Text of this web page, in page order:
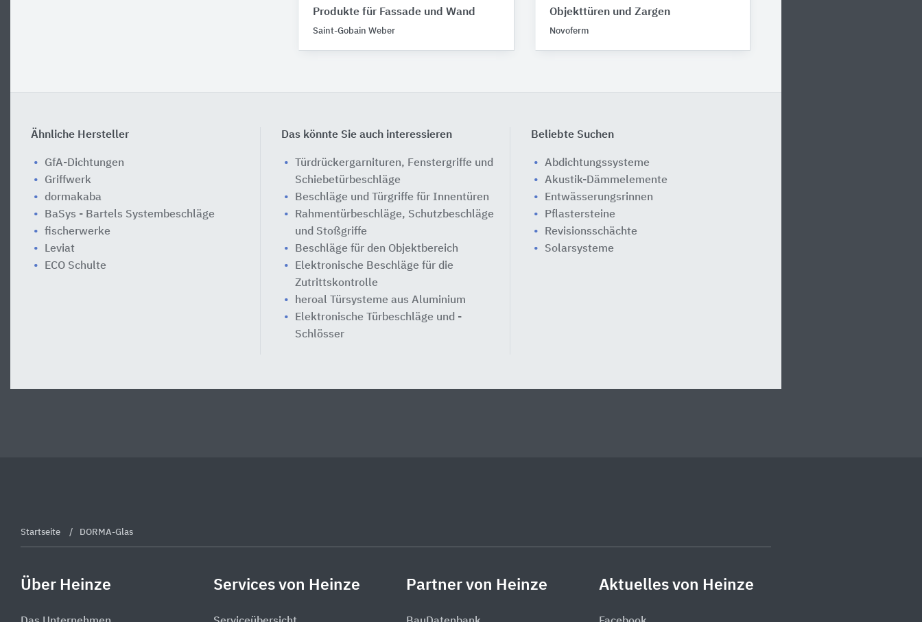
Produkte für Fassade und Wand
Saint-Gobain Weber
Objekttüren und Zargen
Novoferm
Ähnliche Hersteller
GfA-Dichtungen
Griffwerk
dormakaba
BaSys - Bartels Systembeschläge
fischerwerke
Leviat
ECO Schulte
Das könnte Sie auch interessieren
Türdrückergarnituren, Fenstergriffe und
Schiebetürbeschläge
Beschläge und Türgriffe für Innentüren
Rahmentürbeschläge, Schutzbeschläge
und Stoßgriffe
Beschläge für den Objektbereich
Elektronische Beschläge für die
Zutrittskontrolle
heroal Türsysteme aus Aluminium
Elektronische Türbeschläge und -
Schlösser
Beliebte Suchen
Abdichtungssysteme
Akustik-Dämmelemente
Entwässerungsrinnen
Pflastersteine
Revisionsschächte
Solarsysteme
Startseite DORMA-Glas
Über Heinze Services von Heinze Partner von Heinze Aktuelles von Heinze